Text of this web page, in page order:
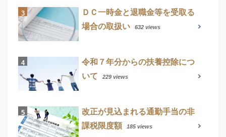
ＤＣ一時金と退職金等を受取る
場合の取扱い
632 views
令和７年分からの扶養控除につ
いて
229 views
改正が見込まれる通勤手当の非
課税限度額
185 views